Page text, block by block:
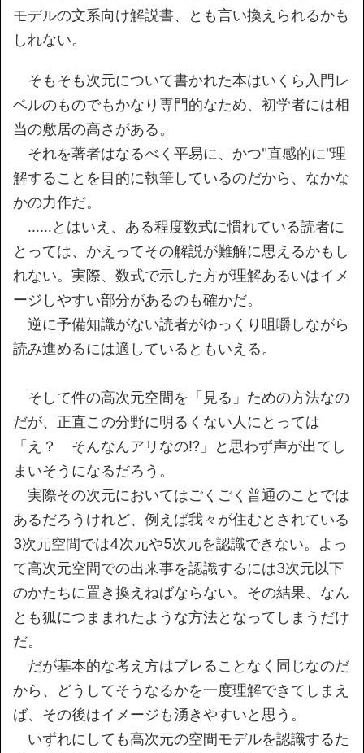
モデルの文系向け解説書、とも言い換えられるかも
しれない。
そもそも次元について書かれた本はいくら入門レ
ベルのものでもかなり専門的なため、初学者には相
当の敷居の高さがある。
それを著者はなるべく平易に、かつ"直感的に"理
解することを目的に執筆しているのだから、なかな
かの力作だ。
……とはいえ、ある程度数式に慣れている読者に
とっては、かえってその解説が難解に思えるかもし
れない。実際、数式で示した方が理解あるいはイメ
ージしやすい部分があるのも確かだ。
逆に予備知識がない読者がゆっくり咀嚼しながら
読み進めるには適しているともいえる。
そして件の高次元空間を「見る」ための方法なの
だが、正直この分野に明るくない人にとっては
「え？ そんなんアリなの!?」と思わず声が出てし
まいそうになるだろう。
実際その次元においてはごくごく普通のことでは
あるだろうけれど、例えば我々が住むとされている
3次元空間では4次元や5次元を認識できない。よっ
て高次元空間での出来事を認識するには3次元以下
のかたちに置き換えねばならない。その結果、なん
とも狐につままれたような方法となってしまうだけ
だ。
だが基本的な考え方はブレることなく同じなのだ
から、どうしてそうなるかを一度理解できてしまえ
ば、その後はイメージも湧きやすいと思う。
いずれにしても高次元の空間モデルを認識するた